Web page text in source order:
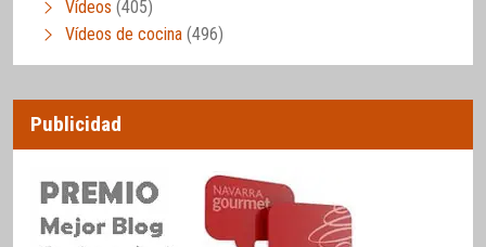
Vídeos (405)
Vídeos de cocina (496)
Publicidad